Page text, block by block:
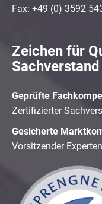
Fax: +49 (0) 3592
Zeichen für
Sachverstand
Geprüfte
Zertifizierter
Gesicherte
Vorsitzender